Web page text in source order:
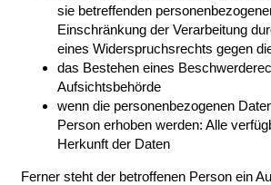
sie betreffenden
Einschränkung der Verarbeitung
eines Widerspruchsrechts gegen
das Bestehen eines
Aufsichtsbehörde
wenn die personenbezogenen
Person erhoben werden: Alle
Herkunft der Daten
Ferner steht der betroffenen Person ein